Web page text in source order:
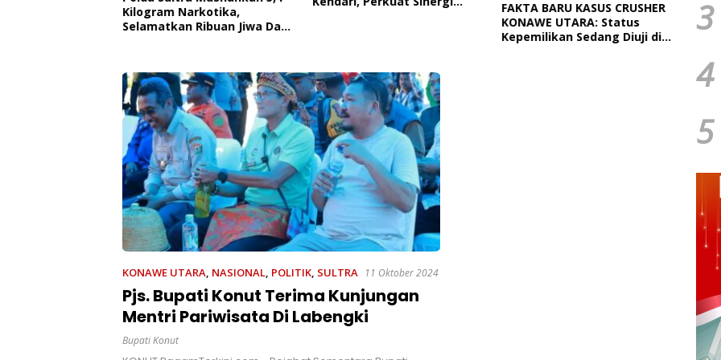
Kilogram Narkotika,
Selamatkan Ribuan Jiwa Dari
FAKTA BARU KASUS CRUSHER
KONAWE UTARA: Status
Kepemilikan Sedang Diuji di
KONAWE UTARA NASIONAL POLITIK SULTRA 11 Oktober 2024
Pjs. Bupati Konut Terima Kunjungan
Mentri Pariwisata Di Labengki
Bupati Konut
3
4
5